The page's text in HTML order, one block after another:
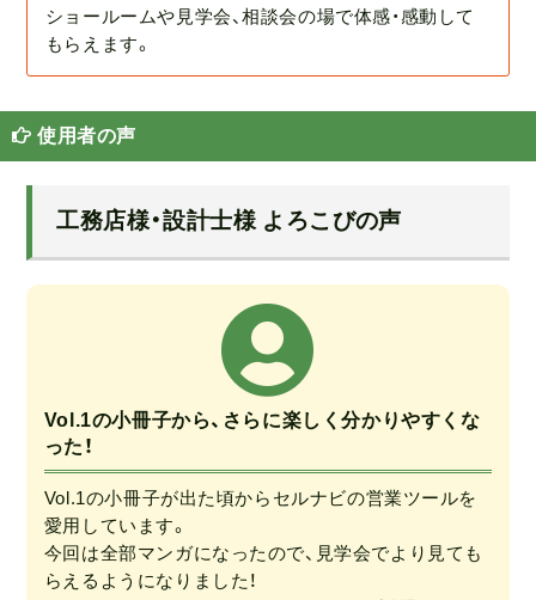
ショールームや見学会、相談会の場で体感・感動して
もらえます。
使用者の声
工務店様・設計士様 よろこびの声
Vol.1の小冊子から、さらに楽しく分かりやすくな
った！
Vol.1の小冊子が出た頃からセルナビの営業ツールを
愛用しています。
今回は全部マンガになったので、見学会でより見ても
らえるようになりました！